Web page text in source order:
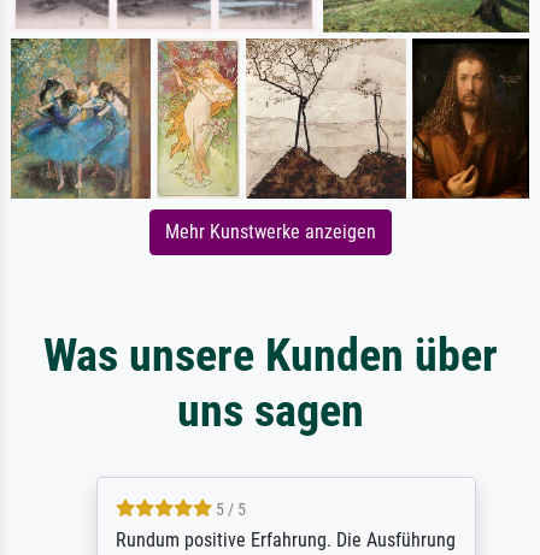
Mehr Kunstwerke anzeigen
Was unsere Kunden über
uns sagen
5 / 5
Rundum positive Erfahrung. Die Ausführung